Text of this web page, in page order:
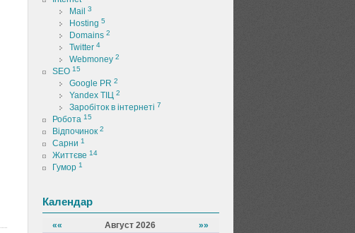
Mail 3
Hosting 5
Domains 2
Twitter 4
Webmoney 2
SEO 15
Google PR 2
Yandex ТІЦ 2
Заробіток в інтернеті 7
Робота 15
Відпочинок 2
Сарни 1
Життєве 14
Гумор 1
Календар
«« Август 2026 »»